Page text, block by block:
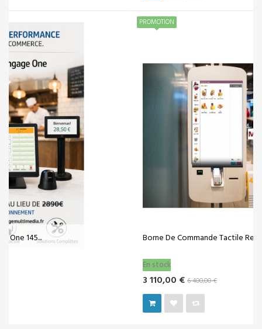
Borne De Commande Tactile Restaurant Fast...